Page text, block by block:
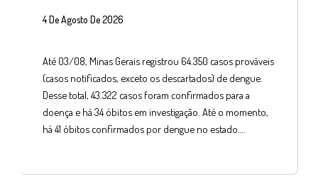
4 De Agosto De 2026
Até 03/08, Minas Gerais registrou 64.350 casos prováveis
(casos notificados, exceto os descartados) de dengue.
Desse total, 43.322 casos foram confirmados para a
doença e há 34 óbitos em investigação. Até o momento,
há 41 óbitos confirmados por dengue no estado….